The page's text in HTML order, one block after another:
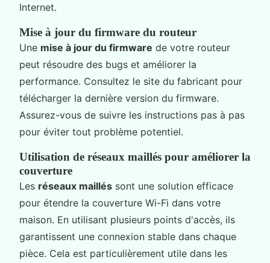
Internet.
Mise à jour du firmware du routeur
Une mise à jour du firmware de votre routeur
peut résoudre des bugs et améliorer la
performance. Consultez le site du fabricant pour
télécharger la dernière version du firmware.
Assurez-vous de suivre les instructions pas à pas
pour éviter tout problème potentiel.
Utilisation de réseaux maillés pour améliorer la
couverture
Les réseaux maillés sont une solution efficace
pour étendre la couverture Wi-Fi dans votre
maison. En utilisant plusieurs points d'accès, ils
garantissent une connexion stable dans chaque
pièce. Cela est particulièrement utile dans les